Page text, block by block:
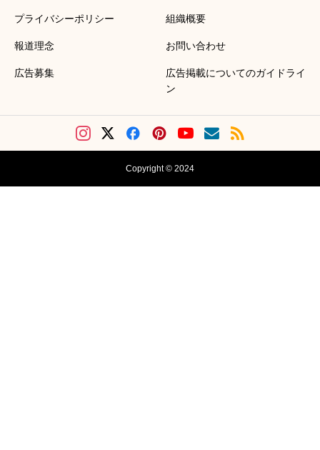
プライバシーポリシー 組織概要
報道理念 お問い合わせ
広告募集
広告掲載についてのガイドライ
ン
Copyright © 2024